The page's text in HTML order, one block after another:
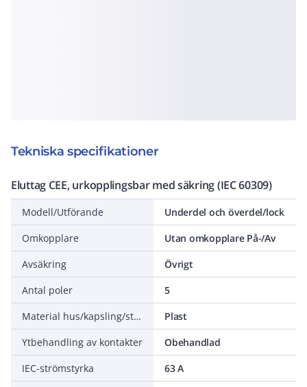
Tekniska specifikationer
Eluttag CEE, urkopplingsbar med säkring (IEC 60309)
Modell/Utförande
Underdel och överdel/lock
Omkopplare
Utan omkopplare På-/Av
Avsäkring
Övrigt
Antal poler
5
Material hus/kapsling/stomme
Plast
Ytbehandling av kontakter
Obehandlad
IEC-strömstyrka
63 A